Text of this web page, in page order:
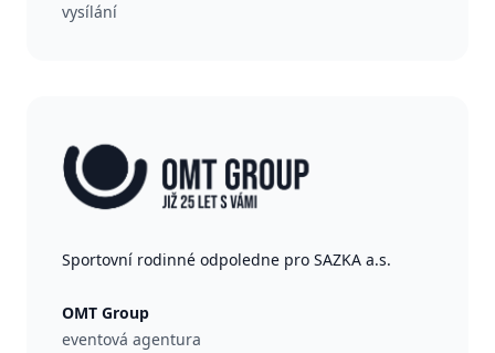
vysílání
Sportovní rodinné odpoledne pro SAZKA a.s.
OMT Group
eventová agentura